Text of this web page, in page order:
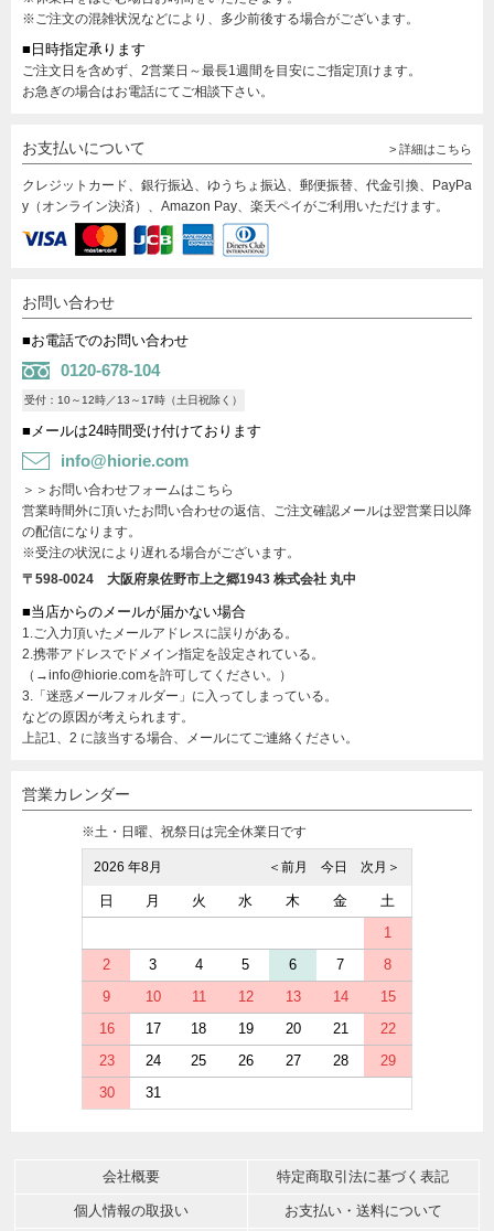
※ご注文の混雑状況などにより、多少前後する場合がございます。
■日時指定承ります
ご注文日を含めず、2営業日～最長1週間を目安にご指定頂けます。
お急ぎの場合はお電話にてご相談下さい。
お支払いについて > 詳細はこちら
クレジットカード、銀行振込、ゆうちょ振込、郵便振替、代金引換、PayPa
y（オンライン決済）、Amazon Pay、楽天ペイがご利用いただけます。
お問い合わせ
■お電話でのお問い合わせ
0120-678-104
受付：10～12時／13～17時（土日祝除く）
■メールは24時間受け付けております
info@hiorie.com
＞＞お問い合わせフォームはこちら
営業時間外に頂いたお問い合わせの返信、ご注文確認メールは翌営業日以降
の配信になります。
※受注の状況により遅れる場合がございます。
〒598-0024 大阪府泉佐野市上之郷1943 株式会社 丸中
■当店からのメールが届かない場合
1.ご入力頂いたメールアドレスに誤りがある。
2.携帯アドレスでドメイン指定を設定されている。
（→info@hiorie.comを許可してください。）
3.「迷惑メールフォルダー」に入ってしまっている。
などの原因が考えられます。
上記1、2 に該当する場合、メールにてご連絡ください。
営業カレンダー
※土・日曜、祝祭日は完全休業日です
2026 年8月 次月＞
今日
＜前月
日 月 火 水 木 金
土
1
2
3 4 5 6 7
8
9
10 11 12 13 14
15
16
17 18 19 20 21
22
23
24 25 26 27 28
29
30
31
会社概要 特定商取引法に基づく表記
個人情報の取扱い お支払い・送料について